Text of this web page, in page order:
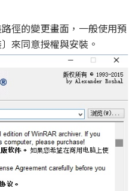
徑的變更畫面，一般使用預
來同意授權與安裝。